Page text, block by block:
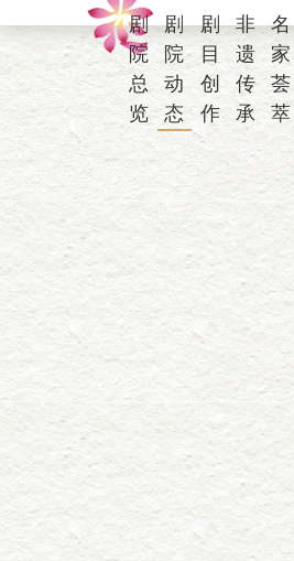
剧
院
总
览
剧
院
动
态
剧
目
创
作
非
遗
传
承
名
家
荟
萃